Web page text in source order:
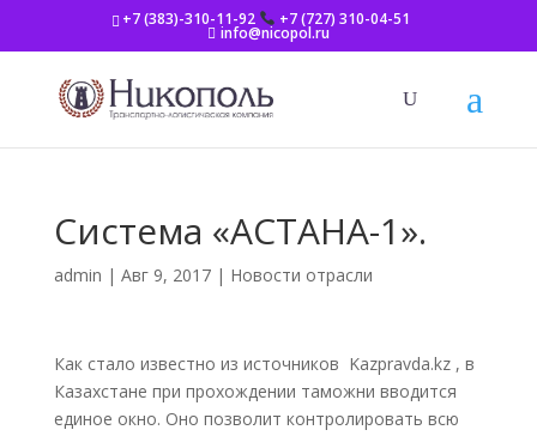
+7 (383)-310-11-92 +7 (727) 310-04-51
info@nicopol.ru
Система «АСТАНА-1».
admin | Авг 9, 2017| Новости отрасли
Как стало известно из источников Kazpravda.kz , в
Казахстане при прохождении таможни вводится
единое окно. Оно позволит контролировать всю